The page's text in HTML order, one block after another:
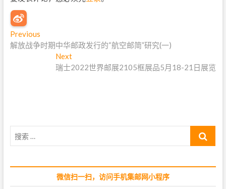
文
章
Previous
r
s
:
解放战争时期中华邮政发行的“航空邮简”研究(一)
Next
e
:
瑞士2022世界邮展2105框展品5月18-21日展览
微信扫一扫，访问手机集邮网小程序